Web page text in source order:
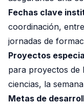
Fechas clave
coordinación,
jornadas de
Proyectos
para proyectos de
ciencias, la
Metas de